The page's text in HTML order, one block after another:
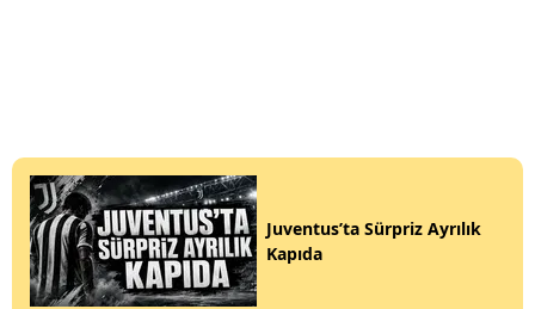
Juventus’ta Sürpriz Ayrılık
Kapıda